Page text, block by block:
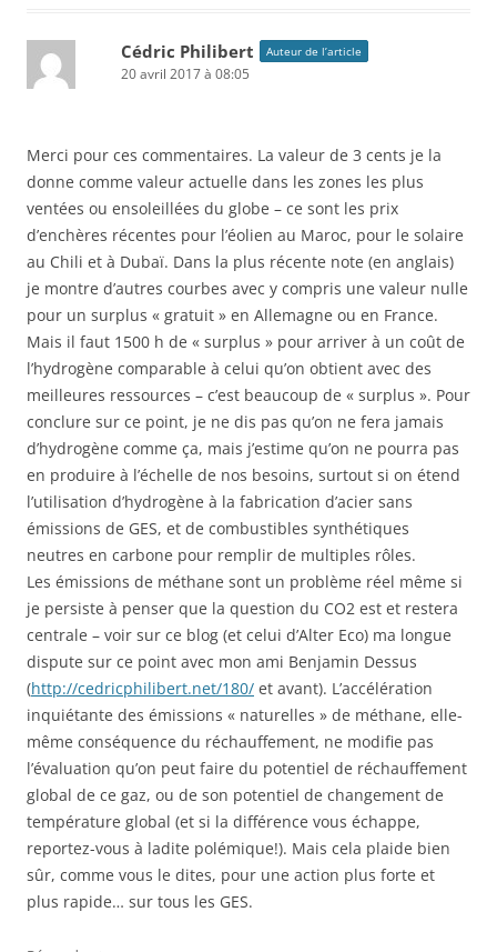
Cédric Philibert Auteur de l’article
20 avril 2017 à 08:05
Merci pour ces commentaires. La valeur de 3 cents je la
donne comme valeur actuelle dans les zones les plus
ventées ou ensoleillées du globe – ce sont les prix
d’enchères récentes pour l’éolien au Maroc, pour le solaire
au Chili et à Dubaï. Dans la plus récente note (en anglais)
je montre d’autres courbes avec y compris une valeur nulle
pour un surplus « gratuit » en Allemagne ou en France.
Mais il faut 1500 h de « surplus » pour arriver à un coût de
l’hydrogène comparable à celui qu’on obtient avec des
meilleures ressources – c’est beaucoup de « surplus ». Pour
conclure sur ce point, je ne dis pas qu’on ne fera jamais
d’hydrogène comme ça, mais j’estime qu’on ne pourra pas
en produire à l’échelle de nos besoins, surtout si on étend
l’utilisation d’hydrogène à la fabrication d’acier sans
émissions de GES, et de combustibles synthétiques
neutres en carbone pour remplir de multiples rôles.
Les émissions de méthane sont un problème réel même si
je persiste à penser que la question du CO2 est et restera
centrale – voir sur ce blog (et celui d’Alter Eco) ma longue
dispute sur ce point avec mon ami Benjamin Dessus
(http://cedricphilibert.net/180/ et avant). L’accélération
inquiétante des émissions « naturelles » de méthane, elle-
même conséquence du réchauffement, ne modifie pas
l’évaluation qu’on peut faire du potentiel de réchauffement
global de ce gaz, ou de son potentiel de changement de
température global (et si la différence vous échappe,
reportez-vous à ladite polémique!). Mais cela plaide bien
sûr, comme vous le dites, pour une action plus forte et
plus rapide… sur tous les GES.